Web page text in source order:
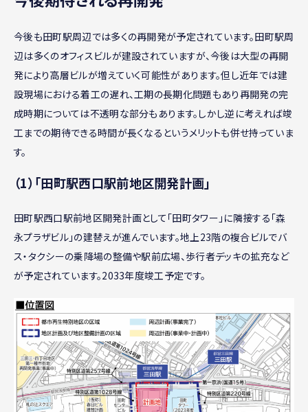
今後も田町駅周辺では多くの再開発が予定されています。田町駅周
辺は多くのオフィスビルが建設されていますが、今後は大型の再開
発により高層ビルが増えていく可能性があります。但し近年では建
設現場における着工の遅れ、工期の長期化問題もあり再開発の完
成時期については不透明な部分もあります。しかし逆に考えれば竣
工までの期待できる時間が長くなるというメリットも併せ持っていま
す。
（1）「田町駅西口駅前地区開発計画」
田町駅西口駅前地区開発計画として「田町タワー」に隣接する「森
永プラザビル」の建替えが進んでいます。地上23階の複合ビルでバ
ス・タクシーの乗降場の整備や駅前広場、歩行者デッキの拡充など
が予定されています。2033年度竣工予定です。